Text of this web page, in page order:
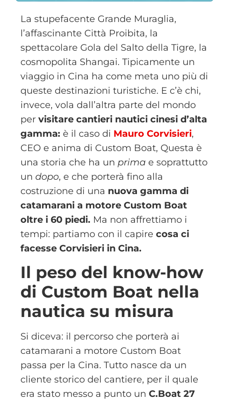
La stupefacente Grande Muraglia,
l’affascinante Città Proibita, la
spettacolare Gola del Salto della Tigre, la
cosmopolita Shangai. Tipicamente un
viaggio in Cina ha come meta uno più di
queste destinazioni turistiche. E c’è chi,
invece, vola dall’altra parte del mondo
per visitare cantieri nautici cinesi d’alta
gamma: è il caso di Mauro Corvisieri,
CEO e anima di Custom Boat, Questa è
una storia che ha un prima e soprattutto
un dopo, e che porterà fino alla
costruzione di una nuova gamma di
catamarani a motore Custom Boat
oltre i 60 piedi. Ma non affrettiamo i
tempi: partiamo con il capire cosa ci
facesse Corvisieri in Cina.
Il peso del know-how
di Custom Boat nella
nautica su misura
Si diceva: il percorso che porterà ai
catamarani a motore Custom Boat
passa per la Cina. Tutto nasce da un
cliente storico del cantiere, per il quale
era stato messo a punto un C.Boat 27